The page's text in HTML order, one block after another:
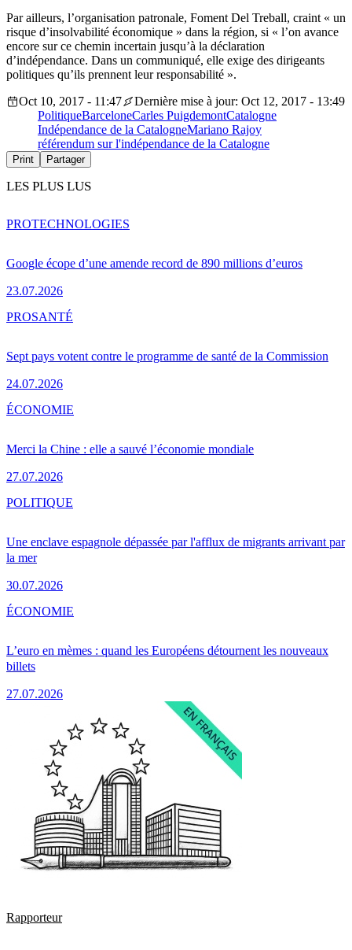
Par ailleurs, l’organisation patronale, Foment Del Treball, craint « un
risque d’insolvabilité économique » dans la région, si « l’on avance
encore sur ce chemin incertain jusqu’à la déclaration
d’indépendance. Dans un communiqué, elle exige des dirigeants
politiques qu’ils prennent leur responsabilité ».
Oct 10, 2017 - 11:47
Dernière mise à jour: Oct 12, 2017 - 13:49
PolitiqueBarceloneCarles PuigdemontCatalogne
Indépendance de la CatalogneMariano Rajoy
référendum sur l'indépendance de la Catalogne
Print Partager
LES PLUS LUS
Google écope d’une amende record de 890 millions d’euros
23.07.2026
PROTECHNOLOGIES
Sept pays votent contre le programme de santé de la Commission
24.07.2026
PROSANTÉ
Merci la Chine : elle a sauvé l’économie mondiale
27.07.2026
ÉCONOMIE
Une enclave espagnole dépassée par l'afflux de migrants arrivant par
la mer
30.07.2026
POLITIQUE
L’euro en mèmes : quand les Européens détournent les nouveaux
billets
27.07.2026
ÉCONOMIE
Rapporteur